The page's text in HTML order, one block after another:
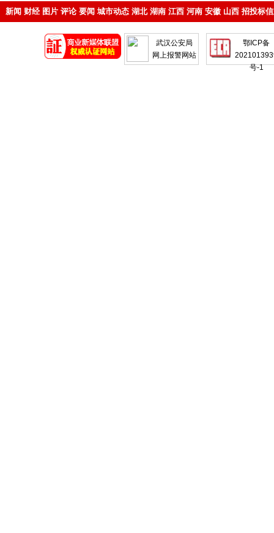
新闻 财经 图片 评论 要闻 城市动态 湖北 湖南 江西 河南 安徽 山西 招投标
武汉公安局
网上报警网站
鄂ICP备
号-1